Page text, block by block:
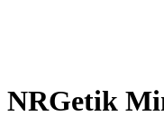
NRGetik